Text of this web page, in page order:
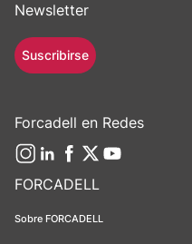
FORCADELL
Sobre FORCADELL
Newsletter
Suscribirse
Forcadell en Redes